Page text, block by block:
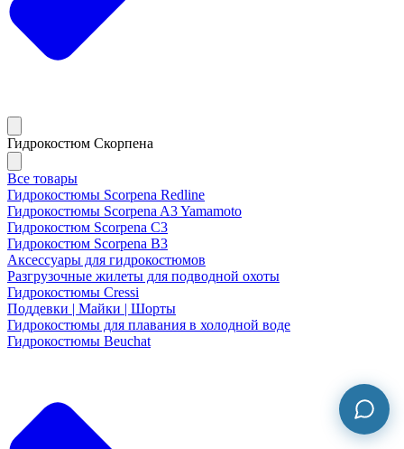
Гидрокостюм Скорпена
Все товары
Гидрокостюмы Scorpena Redline
Гидрокостюмы Scorpena A3 Yamamoto
Гидрокостюм Scorpena C3
Гидрокостюм Scorpena B3
Аксессуары для гидрокостюмов
Разгрузочные жилеты для подводной охоты
Гидрокостюмы Cressi
Поддевки | Майки | Шорты
Гидрокостюмы для плавания в холодной воде
Гидрокостюмы Beuchat